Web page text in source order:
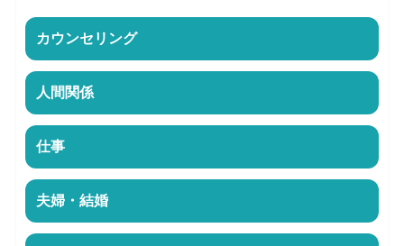
カウンセリング
人間関係
仕事
夫婦・結婚